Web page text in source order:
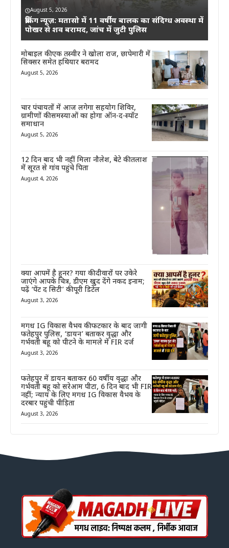
August 5, 2026
ब्रेकिंग न्यूज़: मतासो में 11 वर्षीय बालक का संदिग्ध अवस्था में
पोखर से शव बरामद, जांच में जुटी पुलिस
मोबाइल की एक तस्वीर ने खोला राज, छापेमारी में
सिक्सर समेत हथियार बरामद
August 5, 2026
चार पंचायतों में आज लगेगा सहयोग शिविर,
ग्रामीणों की समस्याओं का होगा ऑन-द-स्पॉट
समाधान
August 5, 2026
12 दिन बाद भी नहीं मिला नौलेश, बेटे की तलाश
में सूरत से गांव पहुंचे पिता
August 4, 2026
क्या आपमें है हुनर? गया की दीवारों पर उकेरे
जाएंगे आपके चित्र, डीएम खुद देंगे नकद इनाम;
पढ़ें ‘पेंट द सिटी’ की पूरी डिटेल
August 3, 2026
मगध IG विकास वैभव की फटकार के बाद जागी
फतेहपुर पुलिस, ‘डायन’ बताकर वृद्धा और
गर्भवती बहू को पीटने के मामले में FIR दर्ज
August 3, 2026
फतेहपुर में डायन बताकर 60 वर्षीय वृद्धा और
गर्भवती बहू को सरेआम पीटा, 6 दिन बाद भी FIR
नहीं; न्याय के लिए मगध IG विकास वैभव के
दरबार पहुंची पीड़िता
August 3, 2026